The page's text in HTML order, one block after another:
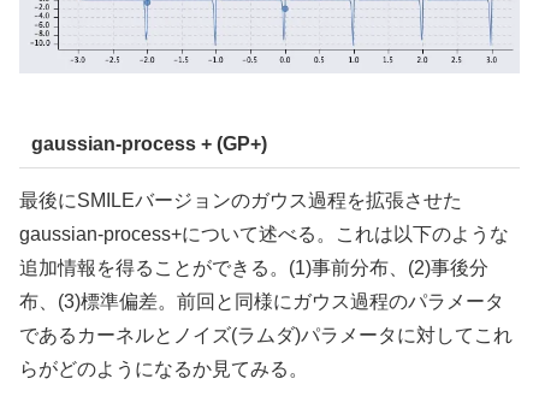
gaussian-process + (GP+)
最後にSMILEバージョンのガウス過程を拡張させた
gaussian-process+について述べる。これは以下のような
追加情報を得ることができる。(1)事前分布、(2)事後分
布、(3)標準偏差。前回と同様にガウス過程のパラメータ
であるカーネルとノイズ(ラムダ)パラメータに対してこれ
らがどのようになるか見てみる。